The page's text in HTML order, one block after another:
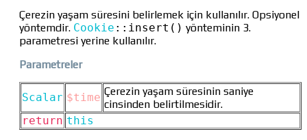
Çerezin yaşam süresini belirlemek için kullanılır. Opsiyonel
yöntemdir. Cookie :: insert() yönteminin 3.
parametresi yerine kullanılır.
Parametreler
Scalar $time Çerezin yaşam süresinin saniye
cinsinden belirtilmesidir.
return this